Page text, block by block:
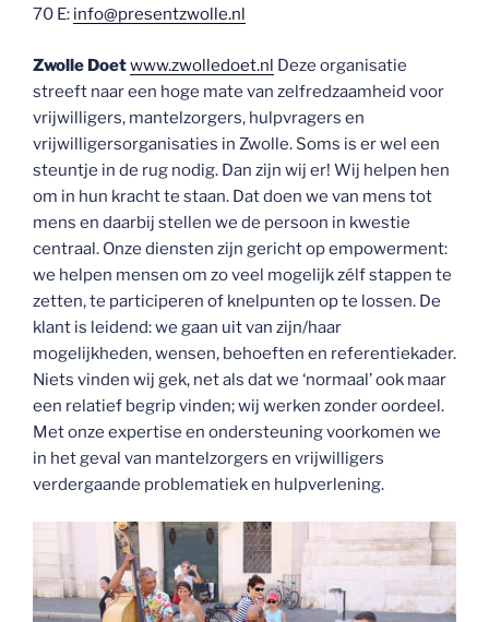
70 E: info@presentzwolle.nl
Zwolle Doetwww.zwolledoet.nl Deze organisatie
streeft naar een hoge mate van zelfredzaamheid voor
vrijwilligers, mantelzorgers, hulpvragers en
vrijwilligersorganisaties in Zwolle. Soms is er wel een
steuntje in de rug nodig. Dan zijn wij er! Wij helpen hen
om in hun kracht te staan. Dat doen we van mens tot
mens en daarbij stellen we de persoon in kwestie
centraal. Onze diensten zijn gericht op empowerment:
we helpen mensen om zo veel mogelijk zélf stappen te
zetten, te participeren of knelpunten op te lossen. De
klant is leidend: we gaan uit van zijn/haar
mogelijkheden, wensen, behoeften en referentiekader.
Niets vinden wij gek, net als dat we ‘normaal’ ook maar
een relatief begrip vinden; wij werken zonder oordeel.
Met onze expertise en ondersteuning voorkomen we
in het geval van mantelzorgers en vrijwilligers
verdergaande problematiek en hulpverlening.